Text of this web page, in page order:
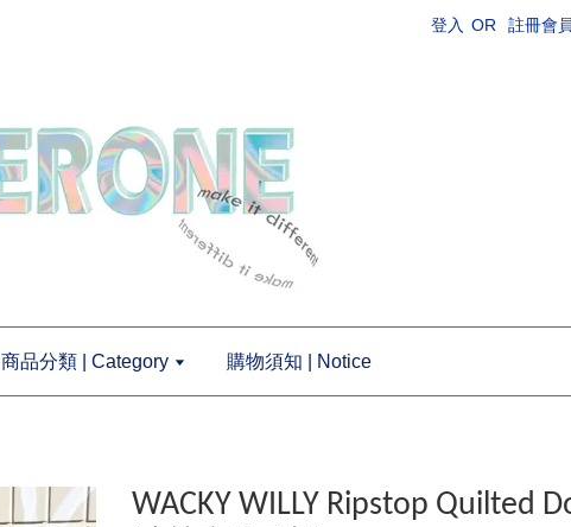
登入 OR 註冊會員
商品分類 | Category 購物須知 | Notice
WACKY WILLY Ripstop Quilted